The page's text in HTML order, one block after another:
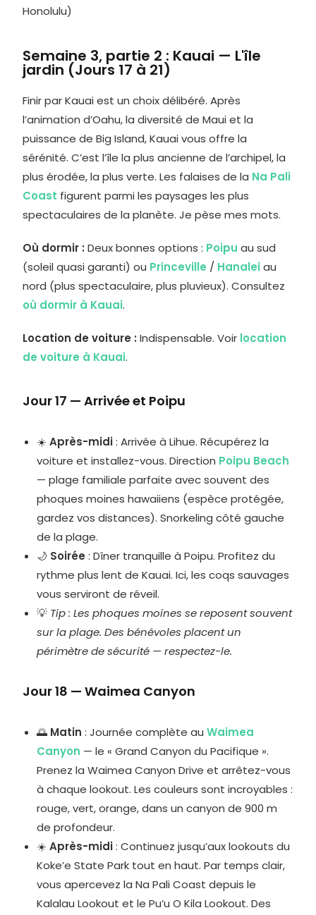
Honolulu)
Semaine 3, partie 2 : Kauai — L'île
jardin (Jours 17 à 21)
Finir par Kauai est un choix délibéré. Après
l’animation d’Oahu, la diversité de Maui et la
puissance de Big Island, Kauai vous offre la
sérénité. C’est l’île la plus ancienne de l’archipel, la
plus érodée, la plus verte. Les falaises de la Na Pali
Coast figurent parmi les paysages les plus
spectaculaires de la planète. Je pèse mes mots.
Où dormir : Deux bonnes options : Poipu au sud
(soleil quasi garanti) ou Princeville / Hanaleiau
nord (plus spectaculaire, plus pluvieux). Consultez
où dormir à Kauai.
Location de voiture : Indispensable. Voir location
de voiture à Kauai.
Jour 17 — Arrivée et Poipu
☀️Après-midi: Arrivée à Lihue. Récupérez la
voiture et installez-vous. Direction Poipu Beach
— plage familiale parfaite avec souvent des
phoques moines hawaiiens (espèce protégée,
gardez vos distances). Snorkeling côté gauche
de la plage.
🌙 Soirée : Dîner tranquille à Poipu. Profitez du
rythme plus lent de Kauai. Ici, les coqs sauvages
vous serviront de réveil.
💡 Tip : Les phoques moines se reposent souvent
sur la plage. Des bénévoles placent un
périmètre de sécurité — respectez-le.
Jour 18 — Waimea Canyon
🌅 Matin : Journée complète auWaimea
Canyon — le « Grand Canyon du Pacifique ».
Prenez la Waimea Canyon Drive et arrêtez-vous
à chaque lookout. Les couleurs sont incroyables :
rouge, vert, orange, dans un canyon de 900 m
de profondeur.
☀️Après-midi: Continuez jusqu’aux lookouts du
Koke’e State Park tout en haut. Par temps clair,
vous apercevez la Na Pali Coast depuis le
Kalalau Lookout et le Pu’u O Kila Lookout. Des